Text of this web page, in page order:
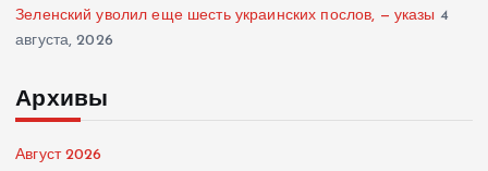
Зеленский уволил еще шесть украинских послов, — указы 4
августа, 2026
Архивы
Август 2026